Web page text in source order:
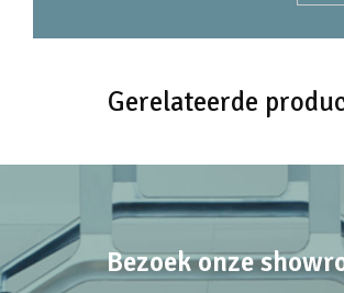
Gerelateerde
Bezoek onze